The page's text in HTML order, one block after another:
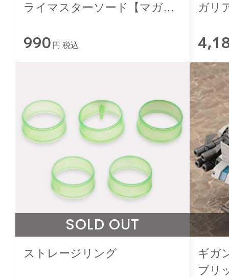
ライマスターソード【マガツ
990 円 税込
ガリ
SOLD OUT
ストレージリング
ギガ
ブリ